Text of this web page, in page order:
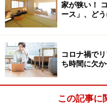
いうデメリットも、この
すことができます。
このようなオープンスタ
イントは、収納の充実に
入れできる収納があれば
例えば背面の壁に大型の
家が狭い！
ース」、ど
コロナ禍で
ち時間に欠
この記事に